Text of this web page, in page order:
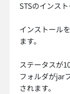
STSのインス
インストール
ます。
ステータスが
フォルダがjar
されます。